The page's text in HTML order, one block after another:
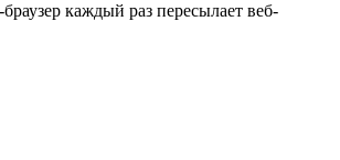
каждый раз пересылает веб-